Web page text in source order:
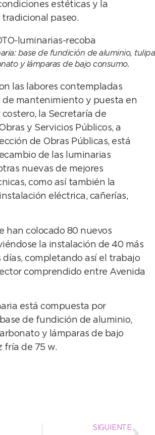
estéticas y la
paseo.
base de fundición de aluminio,
y lámparas de bajo consumo.
las labores contempladas
mantenimiento y puesta en
la Secretaría de
y Servicios Públicos, a
de Obras Públicas, está
de las luminarias
nuevas de mejores
como así también la
eléctrica, cañerías,
han colocado 80 nuevos
la instalación de 40 más
días, completando así el trabajo
comprendido entre Avenida
está compuesta por
de fundición de aluminio,
y lámparas de bajo
fría de 75 w.
SIGUIENTE